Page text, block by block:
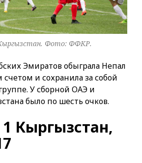
Фото: ФФКР.
Эмиратов обыграла Непал
и сохранила за собой
У сборной ОАЭ и
было по шесть очков.
Кыргызстан,